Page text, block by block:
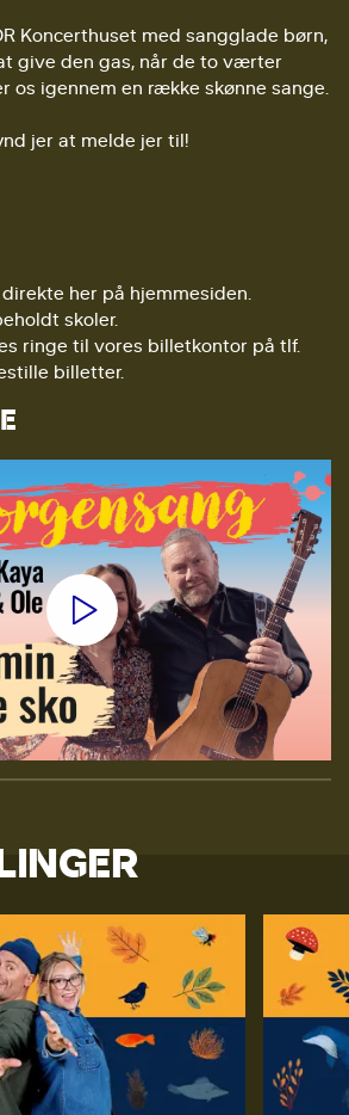
Koncerthuset med sangglade børn,
give den gas, når de to værter
os igennem en række skønne sange.
jer at melde jer til!
her på hjemmesiden.
skoler.
ringe til vores billetkontor på tlf.
billetter.